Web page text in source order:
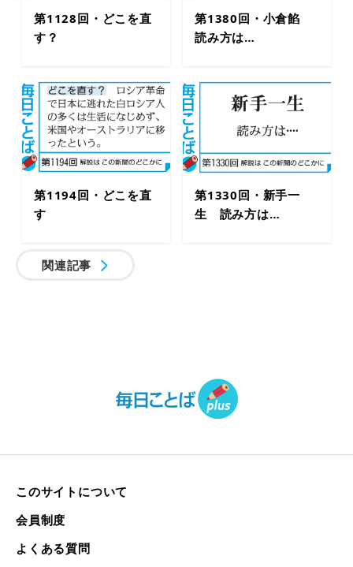
第1128回・どこを直
す？
第1380回・小倉餡
読み方は…
第1194回・どこを直
す
第1330回・新手一
生 読み方は…
関連記事
このサイトについて
会員制度
よくある質問